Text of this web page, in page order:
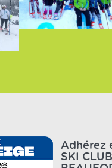
Adhérez
SKI